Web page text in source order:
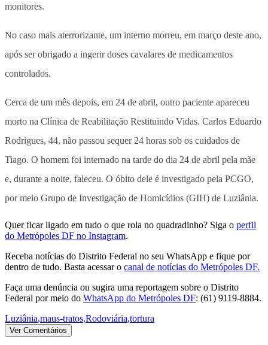
monitores.
No caso mais aterrorizante, um interno morreu, em março deste ano,
após ser obrigado a ingerir doses cavalares de medicamentos
controlados.
Cerca de um mês depois, em 24 de abril, outro paciente apareceu
morto na Clínica de Reabilitação Restituindo Vidas. Carlos Eduardo
Rodrigues, 44, não passou sequer 24 horas sob os cuidados de
Tiago. O homem foi internado na tarde do dia 24 de abril pela mãe
e, durante a noite, faleceu. O óbito dele é investigado pela PCGO,
por meio Grupo de Investigação de Homicídios (GIH) de Luziânia.
Quer ficar ligado em tudo o que rola no quadradinho? Siga o perfil
do Metrópoles DF no Instagram.
Receba notícias do Distrito Federal no seu WhatsApp e fique por
dentro de tudo. Basta acessar o canal de notícias do Metrópoles DF.
Faça uma denúncia ou sugira uma reportagem sobre o Distrito
Federal por meio do WhatsApp do Metrópoles DF: (61) 9119-8884.
Luziânia,maus-tratos,Rodoviária,tortura
Ver Comentários